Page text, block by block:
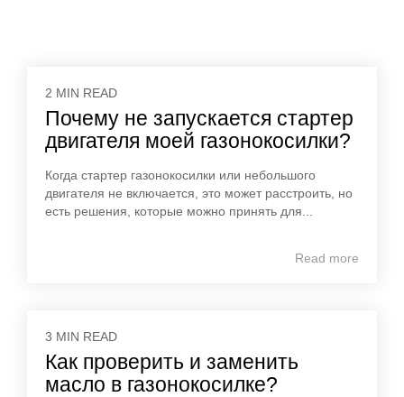
2 MIN READ
Почему не запускается стартер
двигателя моей газонокосилки?
Когда стартер газонокосилки или небольшого
двигателя не включается, это может расстроить, но
есть решения, которые можно принять для...
Read more
3 MIN READ
Как проверить и заменить
масло в газонокосилке?